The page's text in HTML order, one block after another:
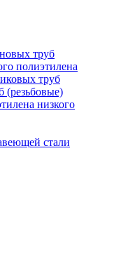
труб
полиэтилена
труб
(резьбовые)
низкого
стали